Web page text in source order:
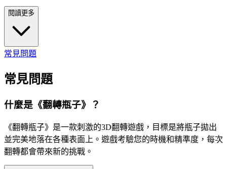
閱讀更多
常見問題
常見問題
什麼是《翻轉瓶子》？
《翻轉瓶子》是一款刺激的3D翻轉遊戲，目標是將瓶子拋出
並完美地落在各種表面上。遊戲考驗您的時機和精準度，每次
翻轉都會帶來新的挑戰。